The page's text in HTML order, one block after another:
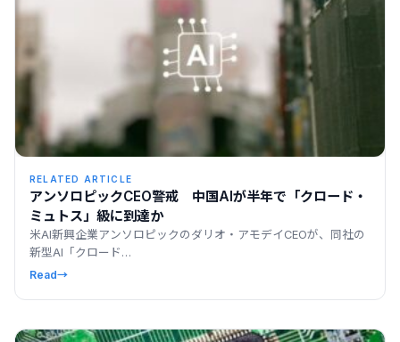
RELATED ARTICLE
アンソロピックCEO警戒 中国AIが半年で「クロード・
ミュトス」級に到達か
米AI新興企業アンソロピックのダリオ・アモデイCEOが、同社の
新型AI「クロード…
Read→